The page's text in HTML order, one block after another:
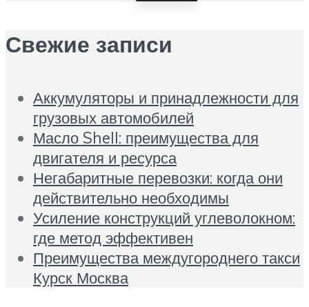
Свежие записи
Аккумуляторы и принадлежности для
грузовых автомобилей
Масло Shell: преимущества для
двигателя и ресурса
Негабаритные перевозки: когда они
действительно необходимы
Усиление конструкций углеволокном:
где метод эффективен
Преимущества междугороднего такси
Курск Москва